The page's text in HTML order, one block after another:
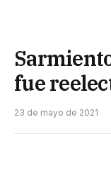
fue
23 de mayo de 2021